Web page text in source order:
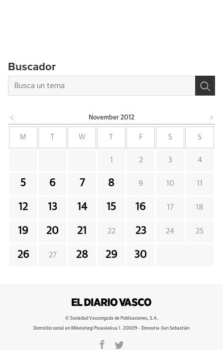
Buscador
November 2012
M W F S S
1 2 3 4
5 6 7 8 9 10 11
12 13 14 15 16 17 18
19 20 21 22 23 24 25
26 27 28 29 30
© Sociedad Vascongada de Publicaciones, S.A.
Domicilio social en Mikeletegi Pasealekua 1. 20009 - Donostia-San Sebastián